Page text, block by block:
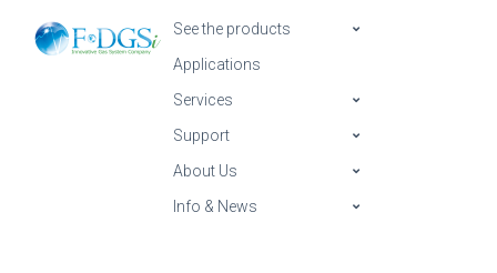
See the products
Applications
Services
Support
About Us
Info & News